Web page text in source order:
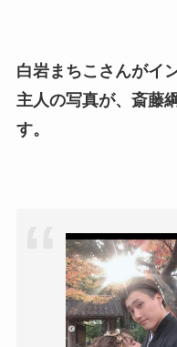
白岩まちこさんがイ
主人の写真が、斎藤
す。